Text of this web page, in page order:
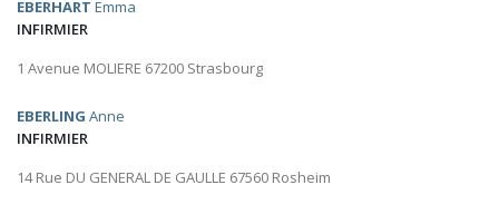
EBERHART Emma
INFIRMIER
1 Avenue MOLIERE 67200 Strasbourg
EBERLING Anne
INFIRMIER
14 Rue DU GENERAL DE GAULLE 67560 Rosheim